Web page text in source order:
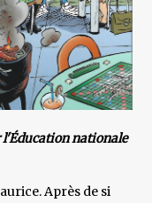
nationale
Après de si